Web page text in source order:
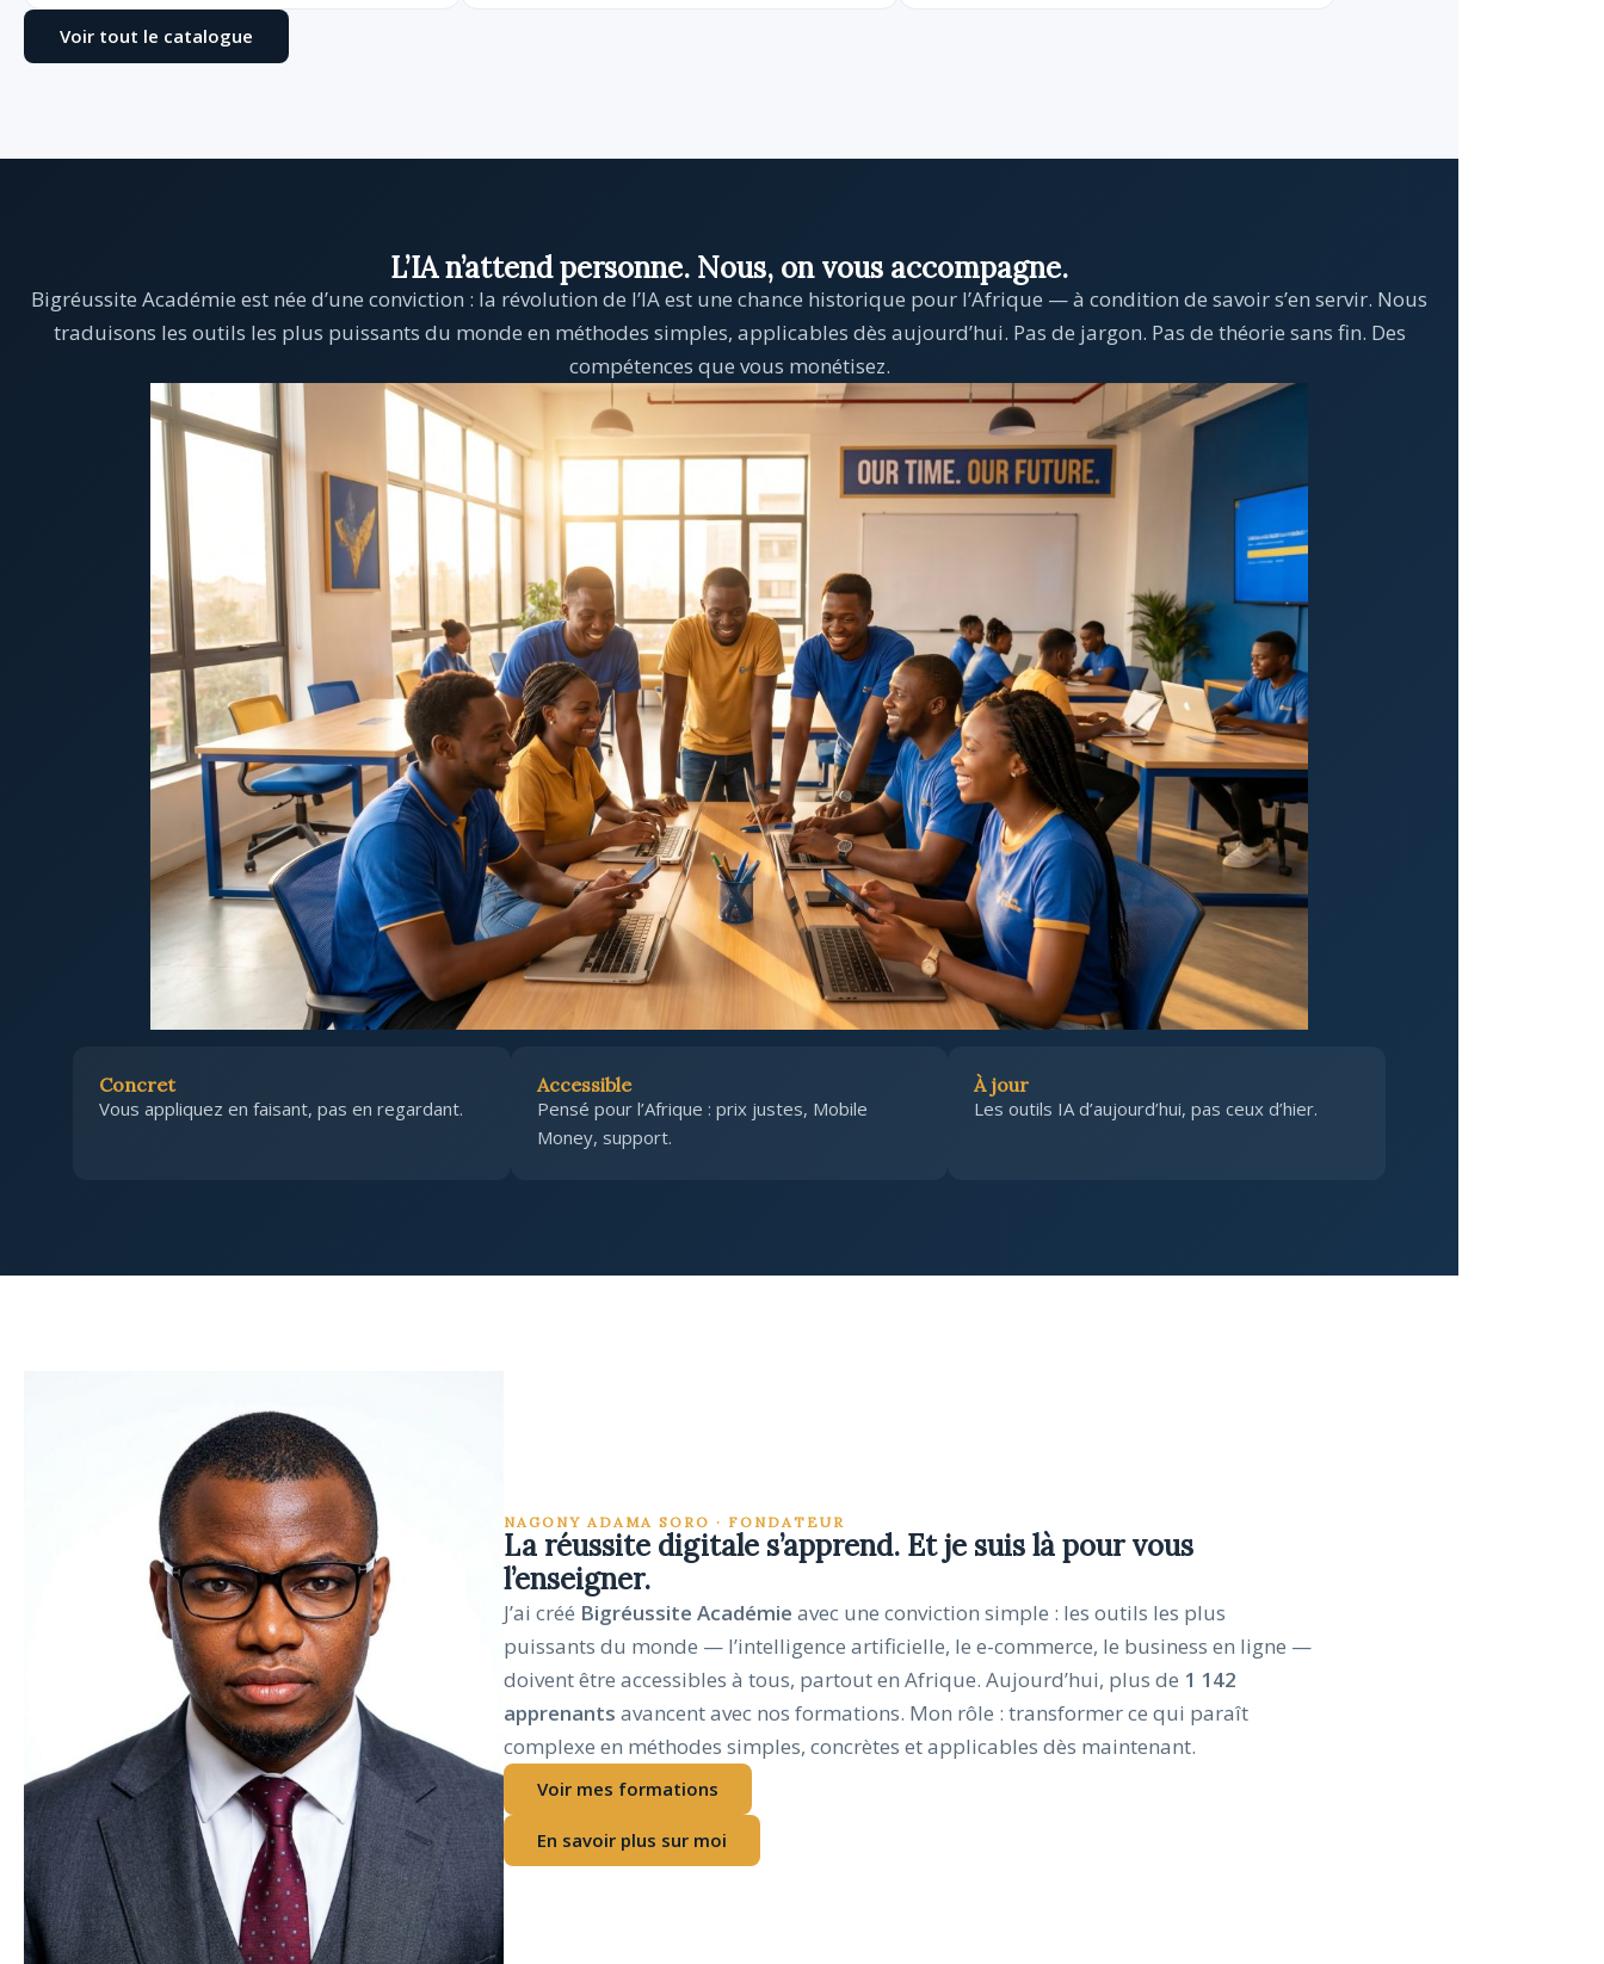
Voir tout le catalogue
L’IA n’attend personne. Nous, on vous accompagne.
Bigréussite Académie est née d’une conviction : la révolution de l’IA est une chance historique pour l’Afrique — à condition de savoir s’en servir. Nous
traduisons les outils les plus puissants du monde en méthodes simples, applicables dès aujourd’hui. Pas de jargon. Pas de théorie sans fin. Des
compétences que vous monétisez.
Concret
Vous appliquez en faisant, pas en regardant.
Accessible
Pensé pour l’Afrique : prix justes, Mobile
Money, support.
À jour
Les outils IA d’aujourd’hui, pas ceux d’hier.
NAGONY ADAMA SORO · FONDATEUR
La réussite digitale s’apprend. Et je suis là pour vous
l’enseigner.
J’ai créé Bigréussite Académie avec une conviction simple : les outils les plus
puissants du monde — l’intelligence artificielle, le e-commerce, le business en ligne —
doivent être accessibles à tous, partout en Afrique. Aujourd’hui, plus de 1 142
apprenants avancent avec nos formations. Mon rôle : transformer ce qui paraît
complexe en méthodes simples, concrètes et applicables dès maintenant.
Voir mes formations
En savoir plus sur moi